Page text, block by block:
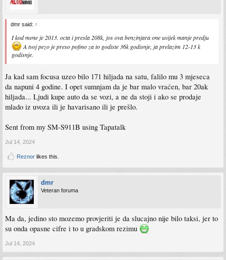
dmr said: ↑
I kod mene je 2013. octa i presla 208k, jos ova benzinjara one uvijek manje predju
A tvoj pezo je preso pofino za to godiste 36k godisnje, ja prelazim 12-13 k
godisnje.
Ja kad sam focusa uzeo bilo 171 hiljada na satu, falilo mu 3 mjeseca
da napuni 4 godine. I opet sumnjam da je bar malo vraćen, bar 20ak
hiljada... Ljudi kupe auto da se vozi, a ne da stoji i ako se prodaje
mlado iz uvoza ili je havarisano ili je prešlo.
Sent from my SM-S911B using Tapatalk
Jul 14, 2024
Reznor likes this.
dmr
Veteran foruma
Ma da, jedino sto mozemo provjeriti je da slucajno nije bilo taksi, jer to
su onda opasne cifre i to u gradskom rezimu
Jul 14, 2024